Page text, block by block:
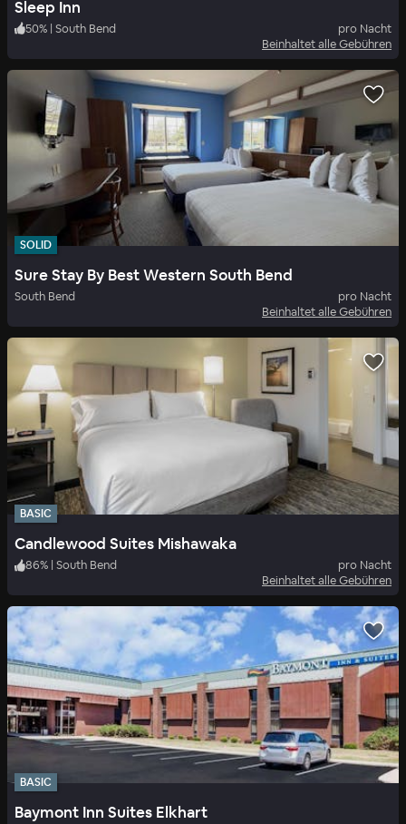
Sleep Inn
50% | South Bend
pro Nacht
Beinhaltet alle Gebühren
SOLID
Sure Stay By Best Western South Bend
South Bend
pro Nacht
Beinhaltet alle Gebühren
BASIC
Candlewood Suites Mishawaka
86% | South Bend
pro Nacht
Beinhaltet alle Gebühren
BASIC
Baymont Inn Suites Elkhart